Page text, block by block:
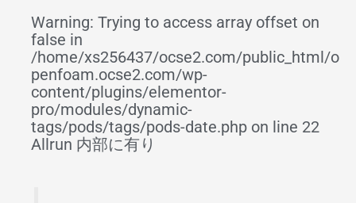
Warning: Trying to access array offset on
false in
/home/xs256437/ocse2.com/public_html/o
penfoam.ocse2.com/wp-
content/plugins/elementor-
pro/modules/dynamic-
tags/pods/tags/pods-date.php on line 22
Allrun 内部に有り